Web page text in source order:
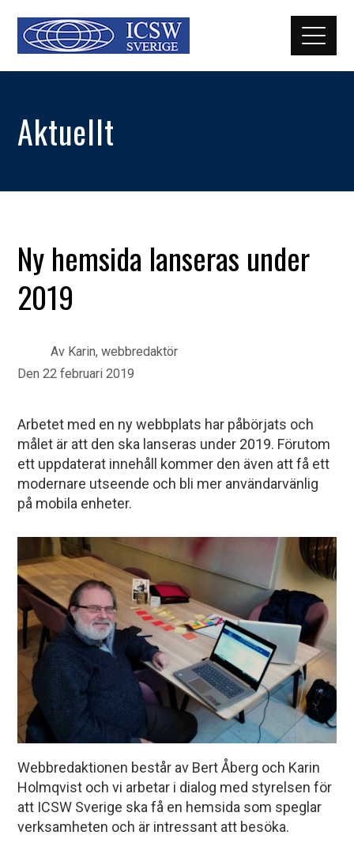
Aktuellt
Ny hemsida lanseras under
2019
Av Karin, webbredaktör
Den22 februari 2019
Arbetet med en ny webbplats har påbörjats och
målet är att den ska lanseras under 2019. Förutom
ett uppdaterat innehåll kommer den även att få ett
modernare utseende och bli mer användarvänlig
på mobila enheter.
Webbredaktionen består av Bert Åberg och Karin
Holmqvist och vi arbetar i dialog med styrelsen för
att ICSW Sverige ska få en hemsida som speglar
verksamheten och är intressant att besöka.